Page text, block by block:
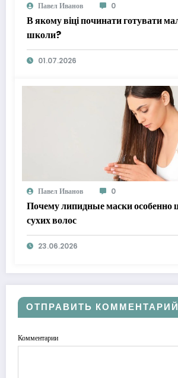
Павел Иванов 0
В якому віці починати готувати
школи?
01.07.2026
Павел Иванов 0
Почему липидные маски особенно
сухих волос
23.06.2026
ОТПРАВИТЬ КОММЕНТАРИЙ
Комментарии